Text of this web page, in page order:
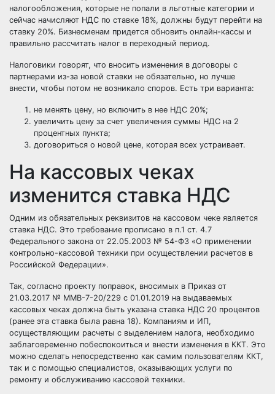
налогообложения, которые не попали в льготные категории и
сейчас начисляют НДС по ставке 18%, должны будут перейти на
ставку 20%. Бизнесменам придется обновить онлайн-кассы и
правильно рассчитать налог в переходный период.
Налоговики говорят, что вносить изменения в договоры с
партнерами из-за новой ставки не обязательно, но лучше
внести, чтобы потом не возникало споров. Есть три варианта:
не менять цену, но включить в нее НДС 20%;
увеличить цену за счет увеличения суммы НДС на 2
процентных пункта;
договориться о новой цене, которая всех устраивает.
На кассовых чеках
изменится ставка НДС
Одним из обязательных реквизитов на кассовом чеке является
ставка НДС. Это требование прописано в п.1 ст. 4.7
Федерального закона от 22.05.2003 № 54-ФЗ «О применении
контрольно-кассовой техники при осуществлении расчетов в
Российской Федерации».
Так, согласно проекту поправок, вносимых в Приказ от
21.03.2017 № ММВ-7-20/229 с 01.01.2019 на выдаваемых
кассовых чеках должна быть указана ставка НДС 20 процентов
(ранее эта ставка была равна 18). Компаниям и ИП,
осуществляющим расчеты с выделением налога, необходимо
заблаговременно побеспокоиться и внести изменения в ККТ. Это
можно сделать непосредственно как самим пользователям ККТ,
так и с помощью специалистов, оказывающих услуги по
ремонту и обслуживанию кассовой техники.